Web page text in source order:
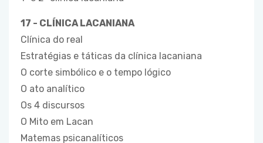
17 - CLÍNICA LACANIANA
Clínica do real
Estratégias e táticas da clínica lacaniana
O corte simbólico e o tempo lógico
O ato analítico
Os 4 discursos
O Mito em Lacan
Matemas psicanalíticos